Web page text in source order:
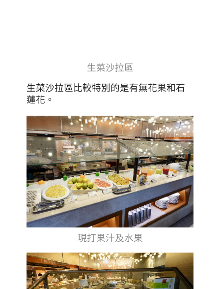
生菜沙拉區
生菜沙拉區比較特別的是有無花果和石
蓮花。
現打果汁及水果